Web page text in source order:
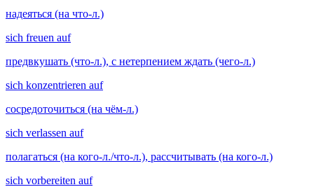
надеяться (на что-л.)
sich freuen auf
предвкушать (что-л.), с нетерпением ждать (чего-л.)
sich konzentrieren auf
сосредоточиться (на чём-л.)
sich verlassen auf
полагаться (на кого-л./что-л.), рассчитывать (на кого-л.)
sich vorbereiten auf